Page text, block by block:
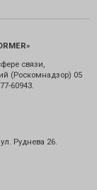
связи,
(Роскомнадзор) 05
60943.
Руднева 26.